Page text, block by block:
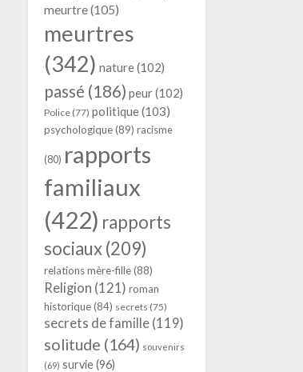
meurtre(105)
meurtres
(342) nature(102)
passé (186) peur(102)
Police(77) politique(103)
psychologique(89) racisme
(80) rapports
familiaux
(422) rapports
sociaux(209)
relations mère-fille(88)
Religion (121) roman
historique(84) secrets (75)
secrets de famille(119)
solitude (164) souvenirs
(69) survie(96)